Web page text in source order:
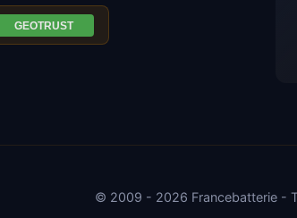
© 2009 - 2026 Francebatterie -